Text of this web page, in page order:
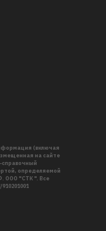
(включая
на сайте
определяемой
ООО "СТК ". Все